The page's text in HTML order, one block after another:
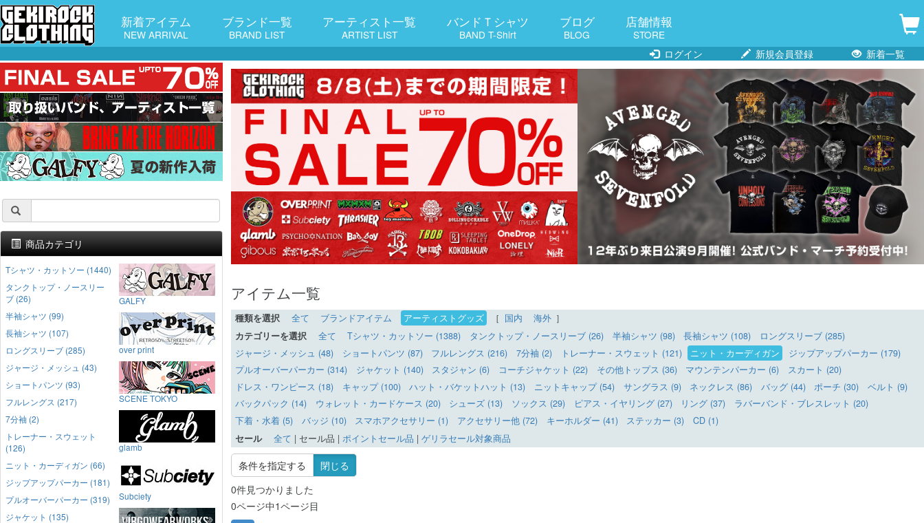
新着アイテム
NEW ARRIVAL
ブランド一覧
BRAND LIST
アーティスト一覧
ARTIST LIST
バンドＴシャツ
BAND T-Shirt
ブログ
BLOG
店舗情報
STORE
ログイン
新規会員登録 新着一覧
アイテム一覧
種類を選択 全て ブランドアイテム アーティストグッズ ［ 国内 海外 ］
カテゴリーを選択
全て Tシャツ・カットソー (1388) タンクトップ・ノースリーブ (26) 半袖シャツ (98) 長袖シャツ (108)
ロングスリーブ (285)
ジャージ・メッシュ (48)
ショートパンツ (87) フルレングス (216) 7分袖 (2) トレーナー・スウェット (121) ニット・カーディガン
ジップアップパーカー (179)
プルオーバーパーカー (314)
ジャケット (140) スタジャン (6) コーチジャケット (22) その他トップス (36) マウンテンパーカー (6)
スカート (20)
ドレス・ワンピース (18)
キャップ (100) ハット・バケットハット (13) ニットキャップ (54) サングラス (9) ネックレス (86) バッグ (44) ポーチ (30)
ベルト (9)
バックパック (14)
ウォレット・カードケース (20) シューズ (13) ソックス (29) ピアス・イヤリング (27) リング (37)
ラバーバンド・ブレスレット (20)
下着・水着 (5)
バッジ (10) スマホアクセサリー (1) アクセサリー他 (72) キーホルダー (41) ステッカー (3)
CD (1)
セール
全て | セール品 | ポイントセール品 | ゲリラセール対象商品
条件を指定する
閉じる
0件見つかりました
0ページ中1ページ目
商品カテゴリ
Tシャツ・カットソー (1440)
タンクトップ・ノースリー
ブ (26)
半袖シャツ (99)
長袖シャツ (107)
ロングスリーブ (285)
ジャージ・メッシュ (43)
ショートパンツ (93)
フルレングス (217)
7分袖 (2)
トレーナー・スウェット
(126)
ニット・カーディガン (66)
ジップアップパーカー (181)
プルオーバーパーカー (319)
ジャケット (135)
GALFY
over print
SCENE TOKYO
glamb
Subciety